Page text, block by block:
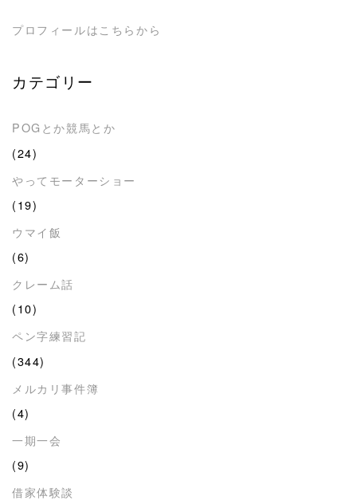
プロフィールはこちらから
カテゴリー
POGとか競馬とか
(24)
やってモーターショー
(19)
ウマイ飯
(6)
クレーム話
(10)
ペン字練習記
(344)
メルカリ事件簿
(4)
一期一会
(9)
借家体験談